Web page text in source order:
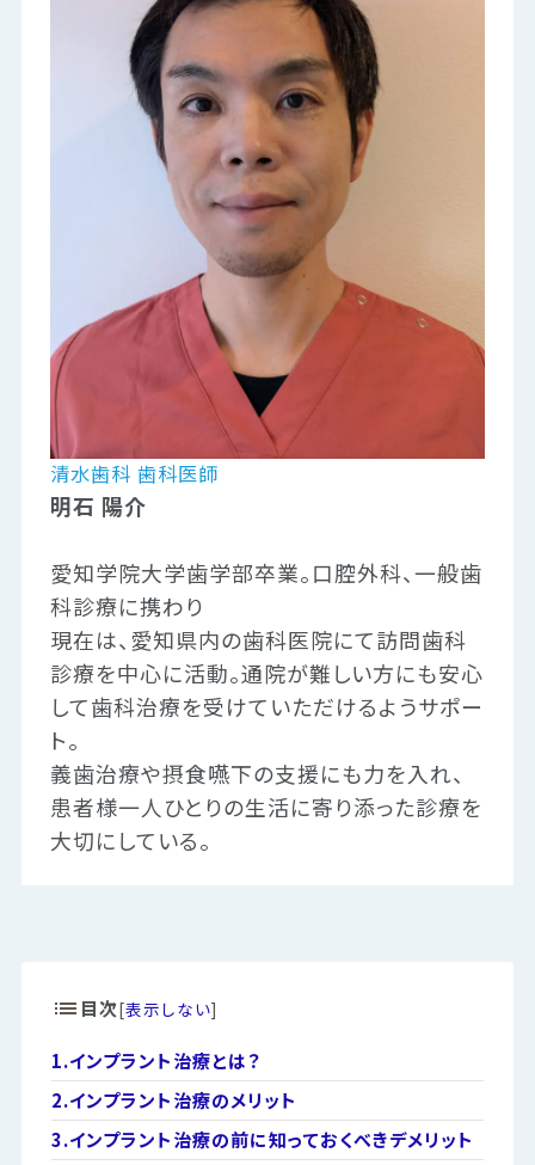
清水歯科 歯科医師
明石 陽介
愛知学院大学歯学部卒業。口腔外科、一般歯
科診療に携わり
現在は、愛知県内の歯科医院にて訪問歯科
診療を中心に活動。通院が難しい方にも安心
して歯科治療を受けていただけるようサポー
ト。
義歯治療や摂食嚥下の支援にも力を入れ、
患者様一人ひとりの生活に寄り添った診療を
大切にしている。
目次[表示しない]
1.インプラント治療とは？
2.インプラント治療のメリット
3.インプラント治療の前に知っておくべきデメリット